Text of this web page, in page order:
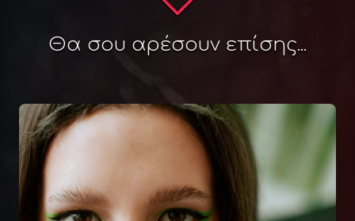
Θα σου αρέσουν επίσης...